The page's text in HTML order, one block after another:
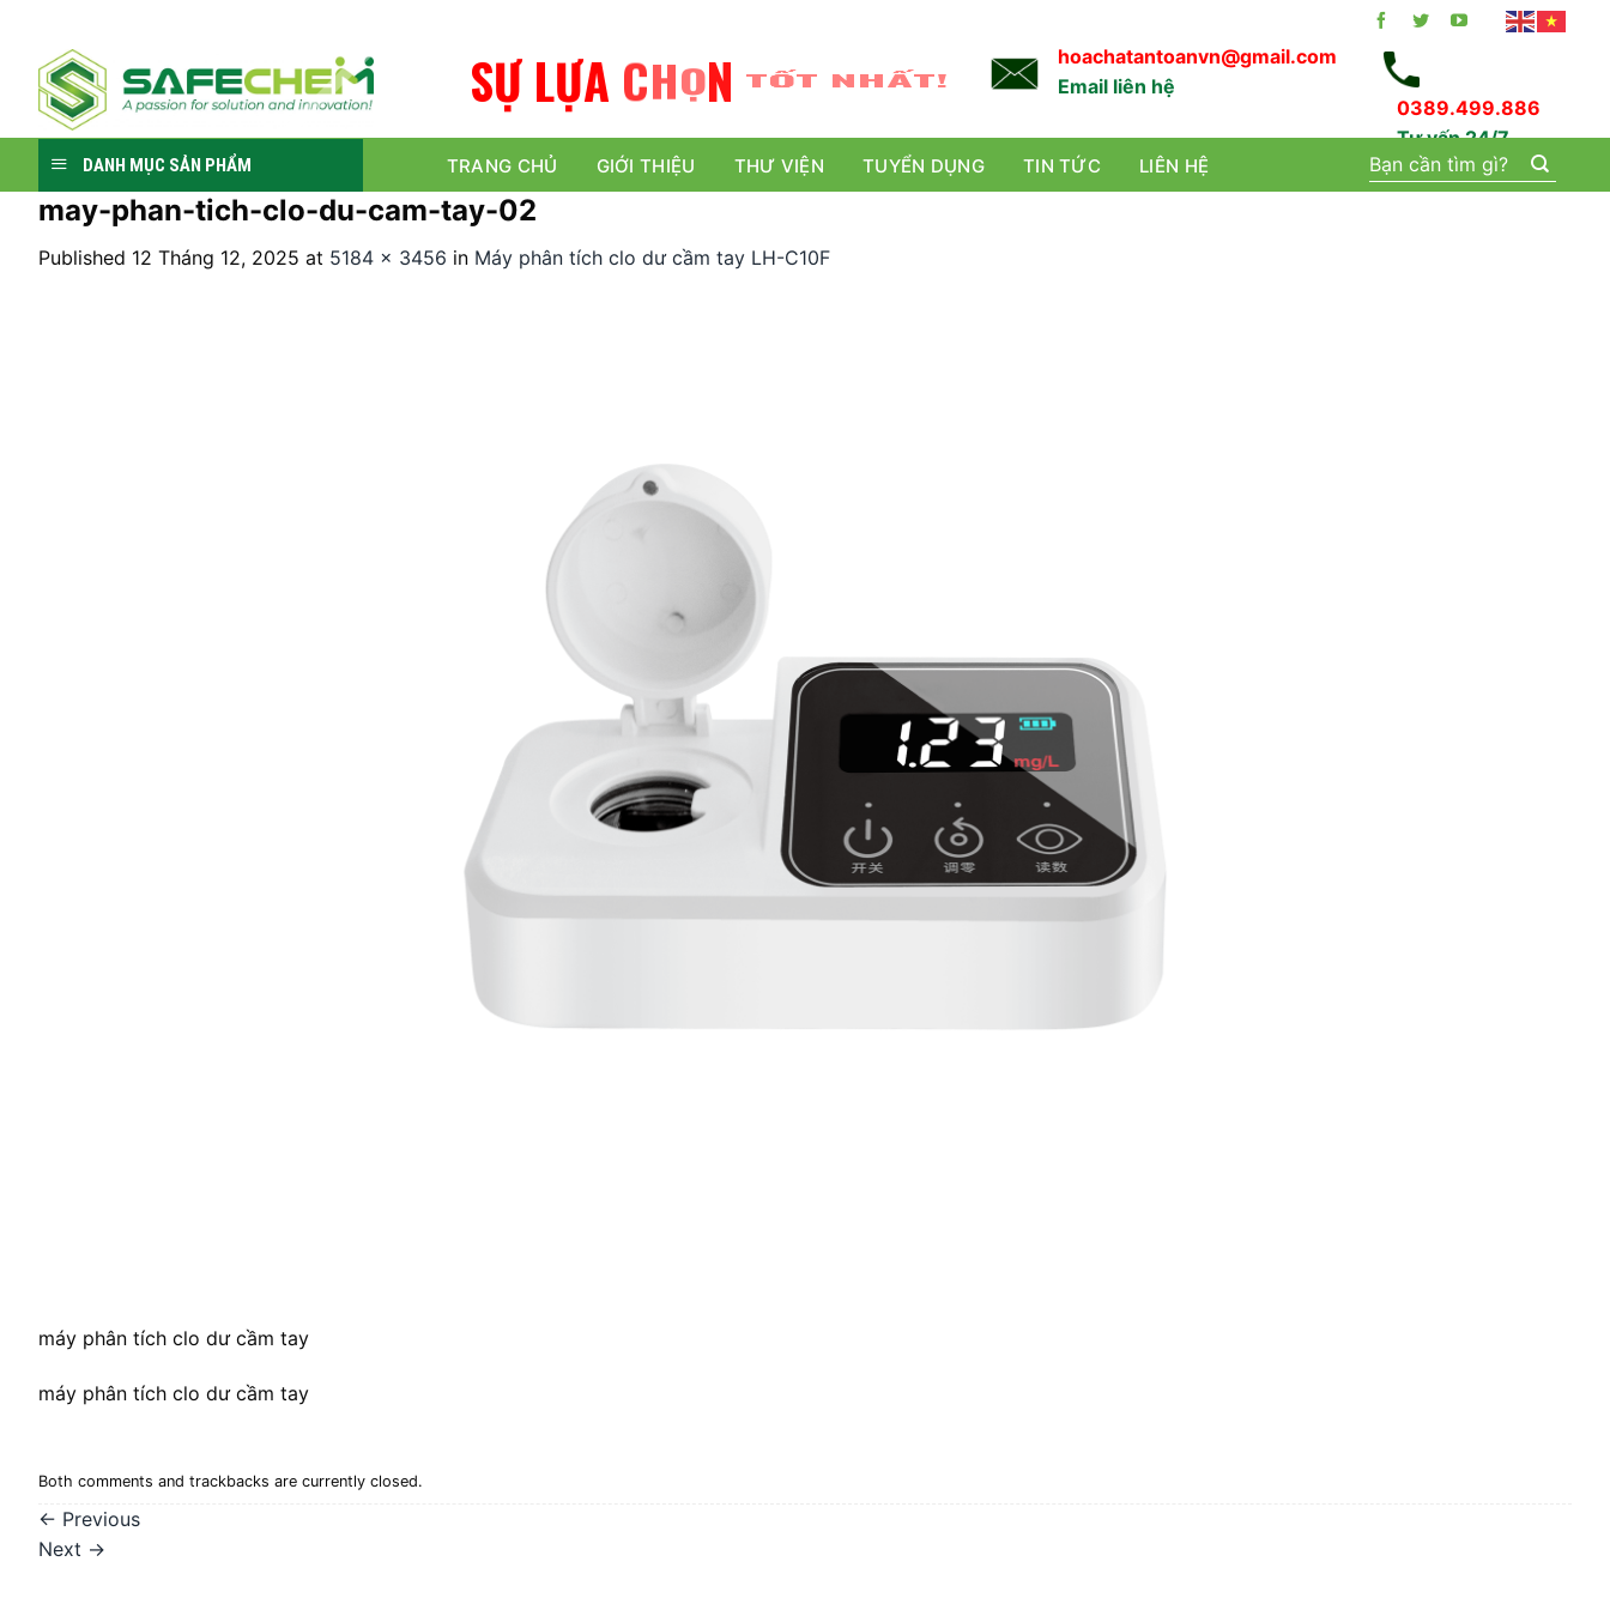
content
SỰ LỰA CHỌN TỐT NHẤT!
hoachatantoanvn@gmail.com
Email liên hệ
0389.499.886
Tư vấn 24/7
DANH MỤC SẢN PHẨM TRANG CHỦ GIỚI THIỆU THƯ VIỆN TUYỂN DỤNG TIN TỨC LIÊN HỆ
Tìm
kiếm:
may-phan-tich-clo-du-cam-tay-02
Published 12 Tháng 12, 2025 at 5184 × 3456 in Máy phân tích clo dư cầm tay LH-C10F
máy phân tích clo dư cầm tay
máy phân tích clo dư cầm tay
Both comments and trackbacks are currently closed.
← Previous
Next →